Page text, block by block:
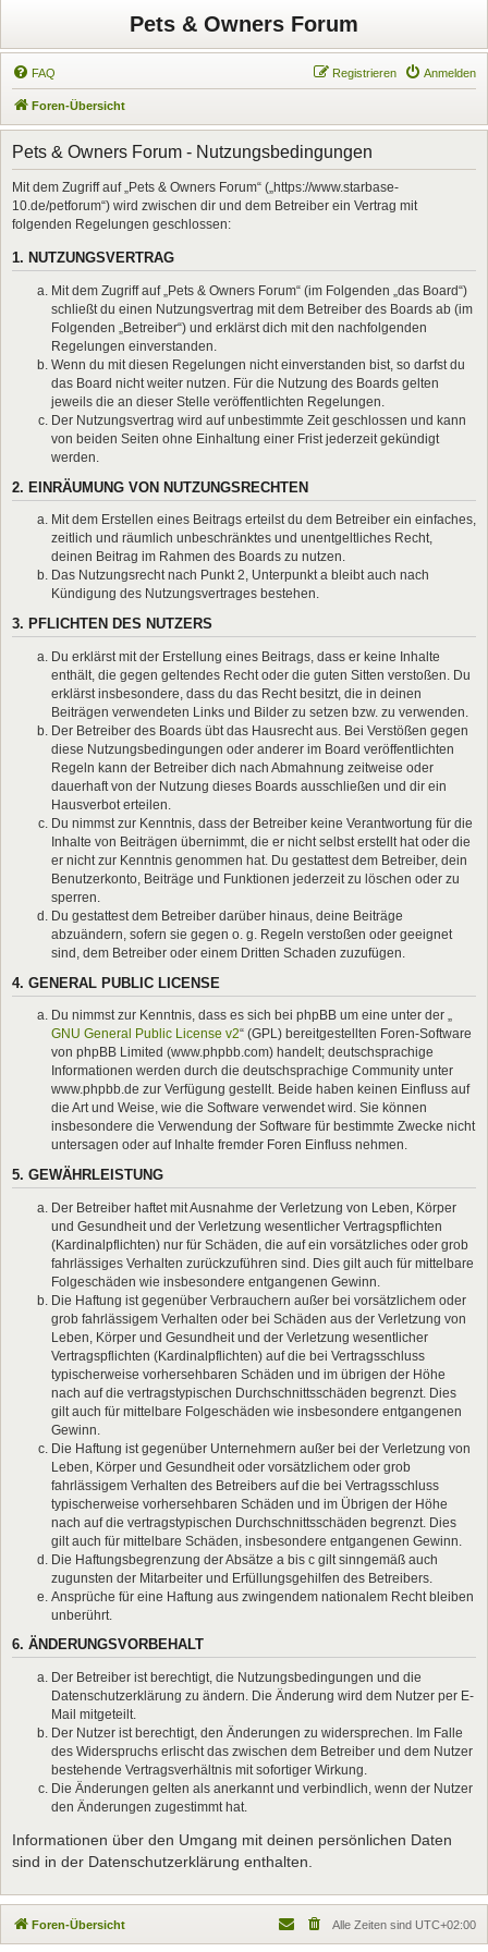
Pets & Owners Forum
FAQ Anmelden
Registrieren
Foren-Übersicht
Pets & Owners Forum - Nutzungsbedingungen
Mit dem Zugriff auf „Pets & Owners Forum“ („https://www.starbase-
10.de/petforum“) wird zwischen dir und dem Betreiber ein Vertrag mit
folgenden Regelungen geschlossen:
1. NUTZUNGSVERTRAG
Mit dem Zugriff auf „Pets & Owners Forum“ (im Folgenden „das Board“)
schließt du einen Nutzungsvertrag mit dem Betreiber des Boards ab (im
Folgenden „Betreiber“) und erklärst dich mit den nachfolgenden
Regelungen einverstanden.
Wenn du mit diesen Regelungen nicht einverstanden bist, so darfst du
das Board nicht weiter nutzen. Für die Nutzung des Boards gelten
jeweils die an dieser Stelle veröffentlichten Regelungen.
Der Nutzungsvertrag wird auf unbestimmte Zeit geschlossen und kann
von beiden Seiten ohne Einhaltung einer Frist jederzeit gekündigt
werden.
2. EINRÄUMUNG VON NUTZUNGSRECHTEN
Mit dem Erstellen eines Beitrags erteilst du dem Betreiber ein einfaches,
zeitlich und räumlich unbeschränktes und unentgeltliches Recht,
deinen Beitrag im Rahmen des Boards zu nutzen.
Das Nutzungsrecht nach Punkt 2, Unterpunkt a bleibt auch nach
Kündigung des Nutzungsvertrages bestehen.
3. PFLICHTEN DES NUTZERS
Du erklärst mit der Erstellung eines Beitrags, dass er keine Inhalte
enthält, die gegen geltendes Recht oder die guten Sitten verstoßen. Du
erklärst insbesondere, dass du das Recht besitzt, die in deinen
Beiträgen verwendeten Links und Bilder zu setzen bzw. zu verwenden.
Der Betreiber des Boards übt das Hausrecht aus. Bei Verstößen gegen
diese Nutzungsbedingungen oder anderer im Board veröffentlichten
Regeln kann der Betreiber dich nach Abmahnung zeitweise oder
dauerhaft von der Nutzung dieses Boards ausschließen und dir ein
Hausverbot erteilen.
Du nimmst zur Kenntnis, dass der Betreiber keine Verantwortung für die
Inhalte von Beiträgen übernimmt, die er nicht selbst erstellt hat oder die
er nicht zur Kenntnis genommen hat. Du gestattest dem Betreiber, dein
Benutzerkonto, Beiträge und Funktionen jederzeit zu löschen oder zu
sperren.
Du gestattest dem Betreiber darüber hinaus, deine Beiträge
abzuändern, sofern sie gegen o. g. Regeln verstoßen oder geeignet
sind, dem Betreiber oder einem Dritten Schaden zuzufügen.
4. GENERAL PUBLIC LICENSE
Du nimmst zur Kenntnis, dass es sich bei phpBB um eine unter der „
GNU General Public License v2“ (GPL) bereitgestellten Foren-Software
von phpBB Limited (www.phpbb.com) handelt; deutschsprachige
Informationen werden durch die deutschsprachige Community unter
www.phpbb.de zur Verfügung gestellt. Beide haben keinen Einfluss auf
die Art und Weise, wie die Software verwendet wird. Sie können
insbesondere die Verwendung der Software für bestimmte Zwecke nicht
untersagen oder auf Inhalte fremder Foren Einfluss nehmen.
5. GEWÄHRLEISTUNG
Der Betreiber haftet mit Ausnahme der Verletzung von Leben, Körper
und Gesundheit und der Verletzung wesentlicher Vertragspflichten
(Kardinalpflichten) nur für Schäden, die auf ein vorsätzliches oder grob
fahrlässiges Verhalten zurückzuführen sind. Dies gilt auch für mittelbare
Folgeschäden wie insbesondere entgangenen Gewinn.
Die Haftung ist gegenüber Verbrauchern außer bei vorsätzlichem oder
grob fahrlässigem Verhalten oder bei Schäden aus der Verletzung von
Leben, Körper und Gesundheit und der Verletzung wesentlicher
Vertragspflichten (Kardinalpflichten) auf die bei Vertragsschluss
typischerweise vorhersehbaren Schäden und im übrigen der Höhe
nach auf die vertragstypischen Durchschnittsschäden begrenzt. Dies
gilt auch für mittelbare Folgeschäden wie insbesondere entgangenen
Gewinn.
Die Haftung ist gegenüber Unternehmern außer bei der Verletzung von
Leben, Körper und Gesundheit oder vorsätzlichem oder grob
fahrlässigem Verhalten des Betreibers auf die bei Vertragsschluss
typischerweise vorhersehbaren Schäden und im Übrigen der Höhe
nach auf die vertragstypischen Durchschnittsschäden begrenzt. Dies
gilt auch für mittelbare Schäden, insbesondere entgangenen Gewinn.
Die Haftungsbegrenzung der Absätze a bis c gilt sinngemäß auch
zugunsten der Mitarbeiter und Erfüllungsgehilfen des Betreibers.
Ansprüche für eine Haftung aus zwingendem nationalem Recht bleiben
unberührt.
6. ÄNDERUNGSVORBEHALT
Der Betreiber ist berechtigt, die Nutzungsbedingungen und die
Datenschutzerklärung zu ändern. Die Änderung wird dem Nutzer per E-
Mail mitgeteilt.
Der Nutzer ist berechtigt, den Änderungen zu widersprechen. Im Falle
des Widerspruchs erlischt das zwischen dem Betreiber und dem Nutzer
bestehende Vertragsverhältnis mit sofortiger Wirkung.
Die Änderungen gelten als anerkannt und verbindlich, wenn der Nutzer
den Änderungen zugestimmt hat.
Informationen über den Umgang mit deinen persönlichen Daten
sind in der Datenschutzerklärung enthalten.
Foren-Übersicht Alle Zeiten sind UTC+02:00